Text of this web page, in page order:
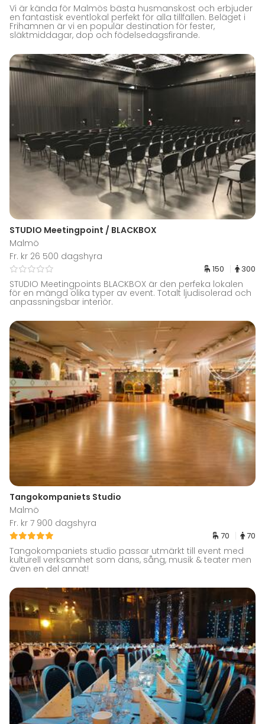
Vi är kända för Malmös bästa husmanskost och erbjuder
en fantastisk eventlokal perfekt för alla tillfällen. Beläget i
Frihamnen är vi en populär destination för fester,
släktmiddagar, dop och födelsedagsfirande.
STUDIO Meetingpoint / BLACKBOX
Malmö
Fr. kr 26 500 dagshyra
150 300
STUDIO Meetingpoints BLACKBOX är den perfeka lokalen
för en mängd olika typer av event. Totalt ljudisolerad och
anpassningsbar interiör.
Tangokompaniets Studio
Malmö
Fr. kr 7 900 dagshyra
70 70
Tangokompaniets studio passar utmärkt till event med
kulturell verksamhet som dans, sång, musik & teater men
även en del annat!